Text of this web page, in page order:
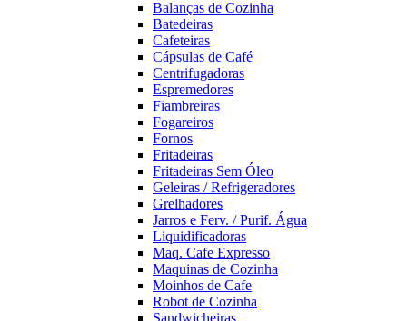
Balanças de Cozinha
Batedeiras
Cafeteiras
Cápsulas de Café
Centrifugadoras
Espremedores
Fiambreiras
Fogareiros
Fornos
Fritadeiras
Fritadeiras Sem Óleo
Geleiras / Refrigeradores
Grelhadores
Jarros e Ferv. / Purif. Água
Liquidificadoras
Maq. Cafe Expresso
Maquinas de Cozinha
Moinhos de Cafe
Robot de Cozinha
Sandwicheiras